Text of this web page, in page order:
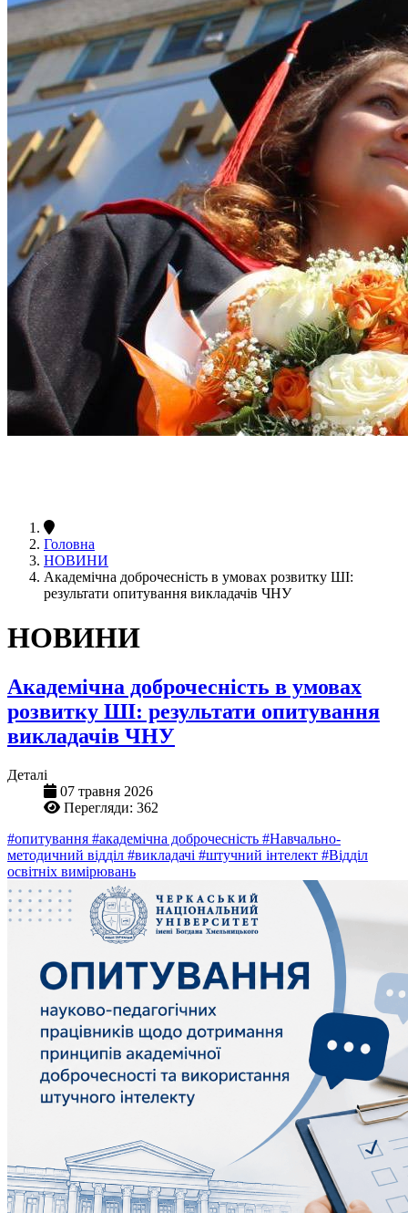
Головна
НОВИНИ
Академічна доброчесність в умовах розвитку ШІ:
результати опитування викладачів ЧНУ
НОВИНИ
Академічна доброчесність в умовах
розвитку ШІ: результати опитування
викладачів ЧНУ
Деталі
07 травня 2026
Перегляди: 362
#опитування #академічна доброчесність #Навчально-
методичний відділ #викладачі #штучний інтелект #Відділ
освітніх вимірювань